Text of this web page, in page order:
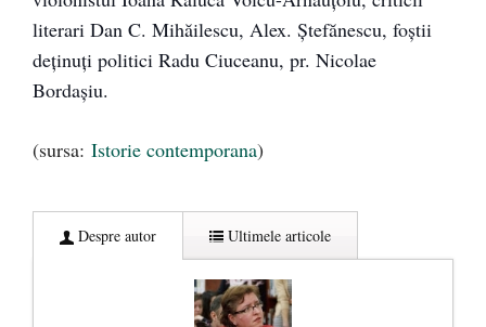
literari Dan C. Mihăilescu, Alex. Ştefănescu, foştii
deţinuţi politici Radu Ciuceanu, pr. Nicolae
Bordaşiu.
(sursa: Istorie contemporana)
Despre autor Ultimele articole